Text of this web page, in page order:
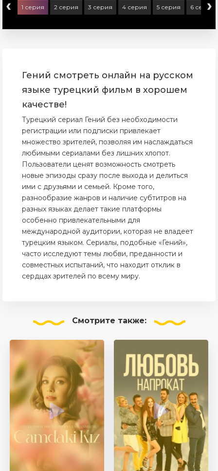
‹ 1 серия 2 серия 3 серия 4 серия 5 серия 6 серия
›
Гений смотреть онлайн на русском
языке турецкий фильм в хорошем
качестве!
Турецкий сериал Гений без необходимости
регистрации или подписки привлекает
множество зрителей, позволяя им наслаждаться
любимыми сериалами без лишних хлопот.
Пользователи ценят возможность смотреть
новые эпизоды сразу после выхода и делиться
ими с друзьями и семьей. Кроме того,
разнообразие жанров и наличие субтитров на
разных языках делает такие платформы
особенно привлекательными для
международной аудитории, которая не владеет
турецким языком. Сериалы, подобные «Гений»,
часто исследуют темы любви, преданности и
совместных испытаний, что находит отклик в
сердцах зрителей по всему миру.
Смотрите также: